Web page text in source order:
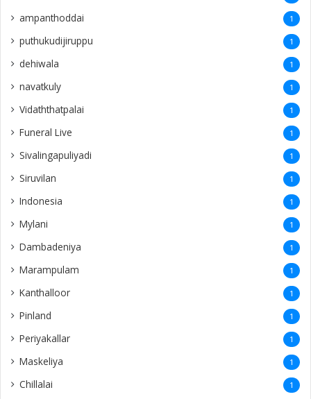
ampanthoddai 1
puthukudijiruppu 1
dehiwala 1
navatkuly 1
Vidaththatpalai 1
Funeral Live 1
Sivalingapuliyadi 1
Siruvilan 1
Indonesia 1
Mylani 1
Dambadeniya 1
Marampulam 1
Kanthalloor 1
Pinland 1
Periyakallar 1
Maskeliya 1
Chillalai 1